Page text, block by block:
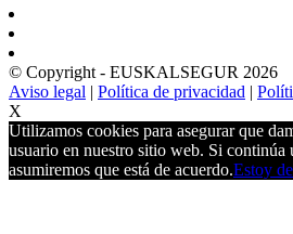
© Copyright - EUSKALSEGUR 2026
Aviso legal | Política de privacidad |
X
Utilizamos cookies para asegurar que
usuario en nuestro sitio web. Si continúa
asumiremos que está de acuerdo.Estoy